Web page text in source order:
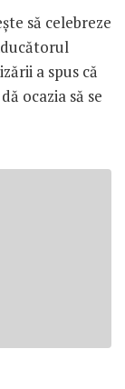
să celebreze
a spus că
ocazia să se